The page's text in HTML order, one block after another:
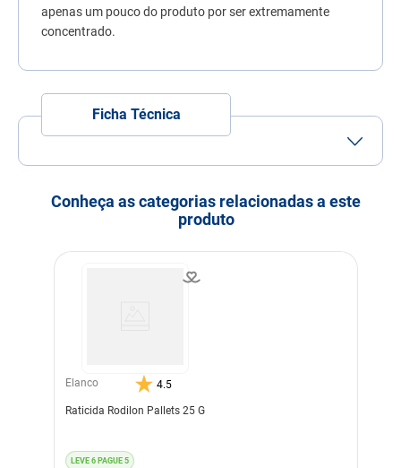
apenas um pouco do produto por ser extremamente
concentrado.
Ficha Técnica
Mini PequenoMédioGrandeGigante
Idade AdultoFilhoteIdoso
Modo de uso
Conheça as categorias relacionadas a este
produto
Elanco 4.5
Raticida Rodilon Pallets 25 G
LEVE 6 PAGUE 5
8º
quatree
10º sachê gato